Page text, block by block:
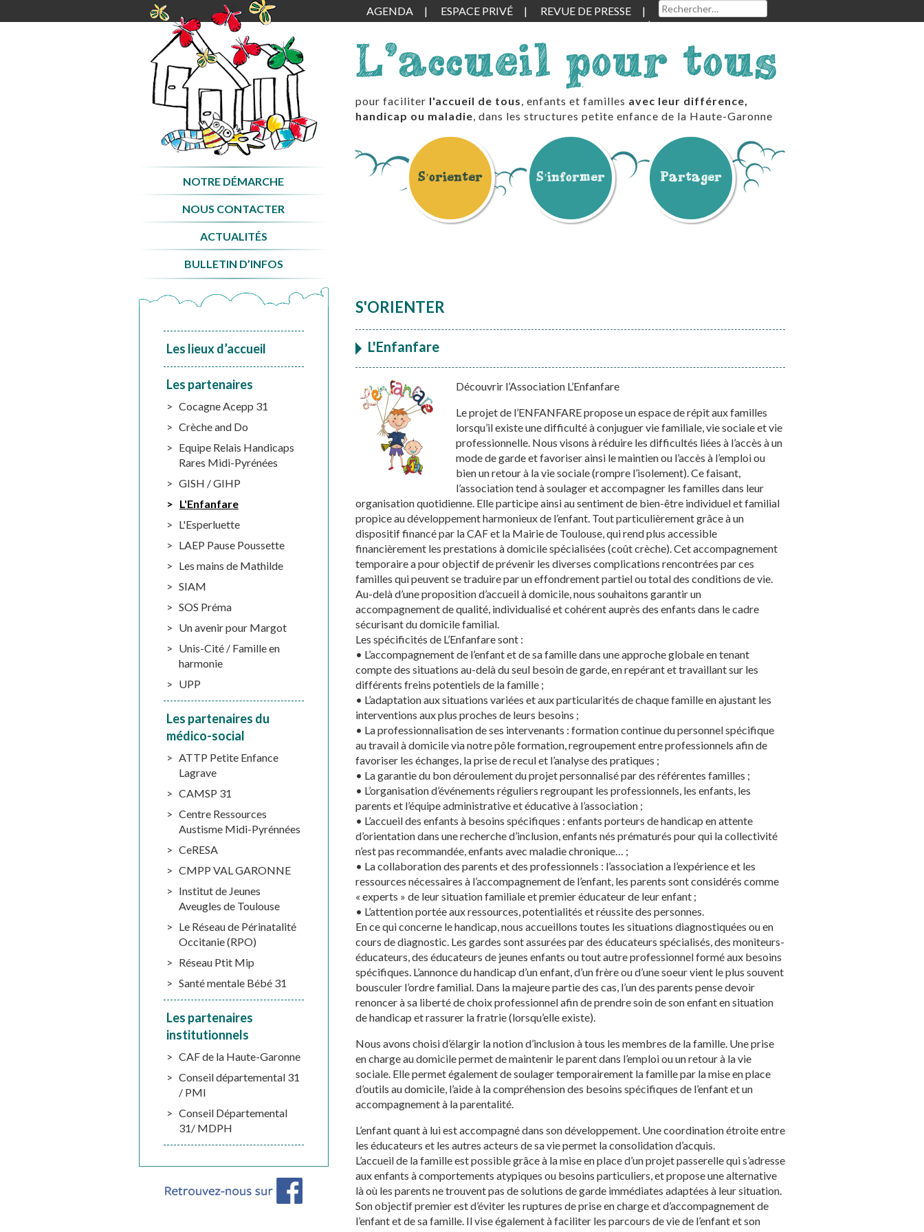
L'accueil pour tous
pour faciliter l'accueil de tous, enfants et familles avec leur différence,
handicap ou maladie, dans les structures petite enfance de la Haute-Garonne
contenu
S’orienter S’informer Partager
NOTRE DÉMARCHE
NOUS CONTACTER
ACTUALITÉS
BULLETIN D’INFOS
AGENDA ESPACE PRIVÉ REVUE DE PRESSE Rechercher :
S'ORIENTER
L'Enfanfare
Découvrir l’Association L’Enfanfare
Le projet de l’ENFANFARE propose un espace de répit aux familles
lorsqu’il existe une difficulté à conjuguer vie familiale, vie sociale et vie
professionnelle. Nous visons à réduire les difficultés liées à l’accès à un
mode de garde et favoriser ainsi le maintien ou l’accès à l’emploi ou
bien un retour à la vie sociale (rompre l’isolement). Ce faisant,
l’association tend à soulager et accompagner les familles dans leur
organisation quotidienne. Elle participe ainsi au sentiment de bien-être individuel et familial
propice au développement harmonieux de l’enfant. Tout particulièrement grâce à un
dispositif financé par la CAF et la Mairie de Toulouse, qui rend plus accessible
financièrement les prestations à domicile spécialisées (coût crèche). Cet accompagnement
temporaire a pour objectif de prévenir les diverses complications rencontrées par ces
familles qui peuvent se traduire par un effondrement partiel ou total des conditions de vie.
Au-delà d’une proposition d’accueil à domicile, nous souhaitons garantir un
accompagnement de qualité, individualisé et cohérent auprès des enfants dans le cadre
sécurisant du domicile familial.
Les spécificités de L’Enfanfare sont :
• L’accompagnement de l’enfant et de sa famille dans une approche globale en tenant
compte des situations au-delà du seul besoin de garde, en repérant et travaillant sur les
différents freins potentiels de la famille ;
• L’adaptation aux situations variées et aux particularités de chaque famille en ajustant les
interventions aux plus proches de leurs besoins ;
• La professionnalisation de ses intervenants : formation continue du personnel spécifique
au travail à domicile via notre pôle formation, regroupement entre professionnels afin de
favoriser les échanges, la prise de recul et l’analyse des pratiques ;
• La garantie du bon déroulement du projet personnalisé par des référentes familles ;
• L’organisation d’événements réguliers regroupant les professionnels, les enfants, les
parents et l’équipe administrative et éducative à l’association ;
• L’accueil des enfants à besoins spécifiques : enfants porteurs de handicap en attente
d’orientation dans une recherche d’inclusion, enfants nés prématurés pour qui la collectivité
n’est pas recommandée, enfants avec maladie chronique… ;
• La collaboration des parents et des professionnels : l’association a l’expérience et les
ressources nécessaires à l’accompagnement de l’enfant, les parents sont considérés comme
« experts » de leur situation familiale et premier éducateur de leur enfant ;
• L’attention portée aux ressources, potentialités et réussite des personnes.
En ce qui concerne le handicap, nous accueillons toutes les situations diagnostiquées ou en
cours de diagnostic. Les gardes sont assurées par des éducateurs spécialisés, des moniteurs-
éducateurs, des éducateurs de jeunes enfants ou tout autre professionnel formé aux besoins
spécifiques. L’annonce du handicap d’un enfant, d’un frère ou d’une soeur vient le plus souvent
bousculer l’ordre familial. Dans la majeure partie des cas, l’un des parents pense devoir
renoncer à sa liberté de choix professionnel afin de prendre soin de son enfant en situation
de handicap et rassurer la fratrie (lorsqu’elle existe).
Nous avons choisi d’élargir la notion d’inclusion à tous les membres de la famille. Une prise
en charge au domicile permet de maintenir le parent dans l’emploi ou un retour à la vie
sociale. Elle permet également de soulager temporairement la famille par la mise en place
d’outils au domicile, l’aide à la compréhension des besoins spécifiques de l’enfant et un
accompagnement à la parentalité.
L’enfant quant à lui est accompagné dans son développement. Une coordination étroite entre
les éducateurs et les autres acteurs de sa vie permet la consolidation d’acquis.
L’accueil de la famille est possible grâce à la mise en place d’un projet passerelle qui s’adresse
aux enfants à comportements atypiques ou besoins particuliers, et propose une alternative
là où les parents ne trouvent pas de solutions de garde immédiates adaptées à leur situation.
Son objectif premier est d’éviter les ruptures de prise en charge et d’accompagnement de
l’enfant et de sa famille. Il vise également à faciliter les parcours de vie de l’enfant et son
Les lieux d’accueil
Les partenaires
Cocagne Acepp 31
Crèche and Do
Equipe Relais Handicaps
Rares Midi-Pyrénées
GISH / GIHP
L'Enfanfare
L'Esperluette
LAEP Pause Poussette
Les mains de Mathilde
SIAM
SOS Préma
Un avenir pour Margot
Unis-Cité / Famille en
harmonie
UPP
Les partenaires du
médico-social
ATTP Petite Enfance
Lagrave
CAMSP 31
Centre Ressources
Austisme Midi-Pyrénnées
CeRESA
CMPP VAL GARONNE
Institut de Jeunes
Aveugles de Toulouse
Le Réseau de Périnatalité
Occitanie (RPO)
Réseau Ptit Mip
Santé mentale Bébé 31
Les partenaires
institutionnels
CAF de la Haute-Garonne
Conseil départemental 31
/ PMI
Conseil Départemental
31/ MDPH